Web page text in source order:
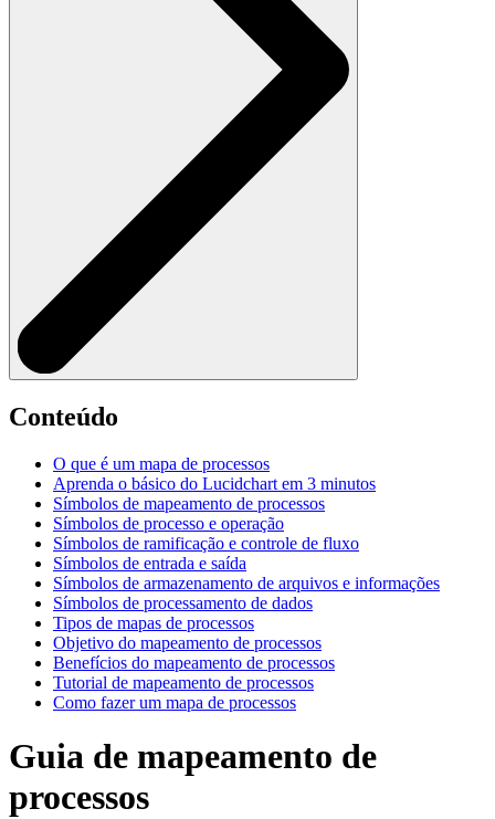
Conteúdo
O que é um mapa de processos
Aprenda o básico do Lucidchart em 3 minutos
Símbolos de mapeamento de processos
Símbolos de processo e operação
Símbolos de ramificação e controle de fluxo
Símbolos de entrada e saída
Símbolos de armazenamento de arquivos e informações
Símbolos de processamento de dados
Tipos de mapas de processos
Objetivo do mapeamento de processos
Benefícios do mapeamento de processos
Tutorial de mapeamento de processos
Como fazer um mapa de processos
Guia de mapeamento de
processos